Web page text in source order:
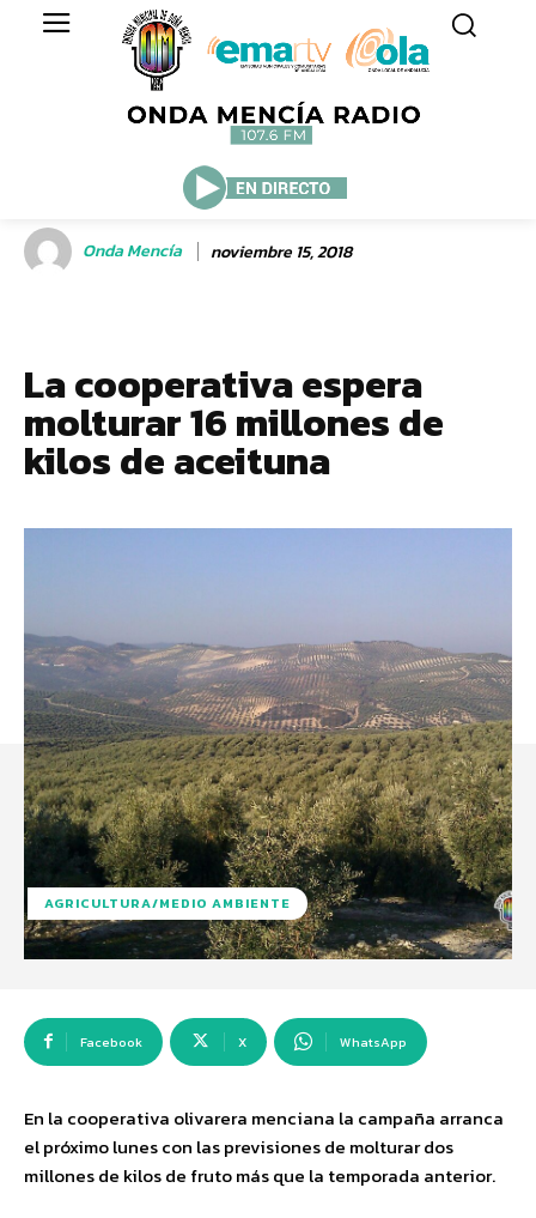
Onda Mencía noviembre 15, 2018
La cooperativa espera
molturar 16 millones de
kilos de aceituna
AGRICULTURA/MEDIO AMBIENTE
Facebook X WhatsApp
En la cooperativa olivarera menciana la campaña arranca
el próximo lunes con las previsiones de molturar dos
millones de kilos de fruto más que la temporada anterior.